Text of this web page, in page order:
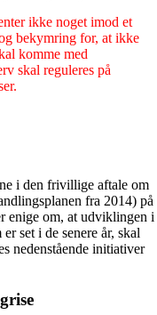
ikke noget imod et
bekymring for, at ikke
komme med
skal reguleres på
i den frivillige aftale om
fra 2014) på
enige om, at udviklingen i
set i de senere år, skal
nedenstående initiativer